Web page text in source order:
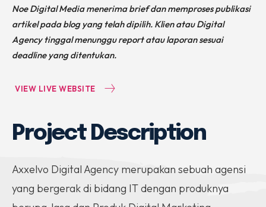
Noe Digital Media menerima brief dan memproses publikasi
artikel pada blog yang telah dipilih. Klien atau Digital
Agency tinggal menunggu report atau laporan sesuai
deadline yang ditentukan.
VIEW LIVE WEBSITE
Project Description
Axxelvo Digital Agency merupakan sebuah agensi
yang bergerak di bidang IT dengan produknya